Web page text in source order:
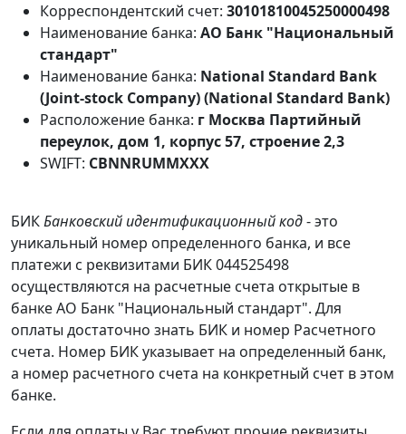
Корреспондентский счет: 30101810045250000498
Наименование банка: АО Банк "Национальный
стандарт"
Наименование банка: National Standard Bank
(Joint-stock Company) (National Standard Bank)
Расположение банка: г Москва Партийный
переулок, дом 1, корпус 57, строение 2,3
SWIFT: CBNNRUMMXXX
БИКБанковский идентификационный код- это
уникальный номер определенного банка, и все
платежи с реквизитами БИК 044525498
осуществляются на расчетные счета открытые в
банке АО Банк "Национальный стандарт". Для
оплаты достаточно знать БИК и номер Расчетного
счета. Номер БИК указывает на определенный банк,
а номер расчетного счета на конкретный счет в этом
банке.